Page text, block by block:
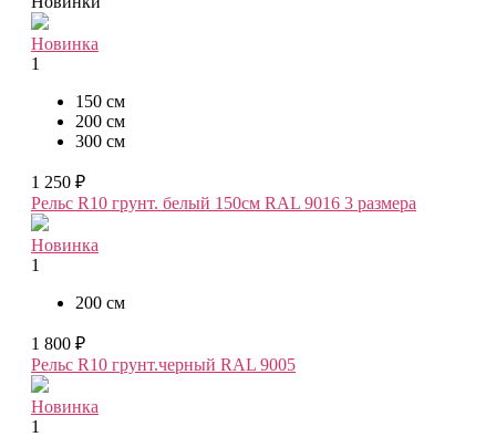
Новинка
1
150 см
200 см
300 см
1 250 ₽
Рельс R10 грунт. белый 150см RAL 9016 3 размера
Новинка
1
200 см
1 800 ₽
Рельс R10 грунт.черный RAL 9005
Новинка
1